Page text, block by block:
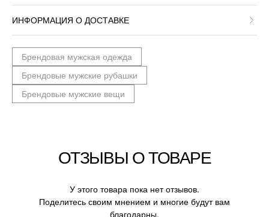
ИНФОРМАЦИЯ О ДОСТАВКЕ
Брендовая мужская одежда
Брендовые мужские рубашки
Брендовые мужские вещи
ОТЗЫВЫ О ТОВАРЕ
У этого товара пока нет отзывов.
Поделитесь своим мнением и многие будут вам
благодарны.